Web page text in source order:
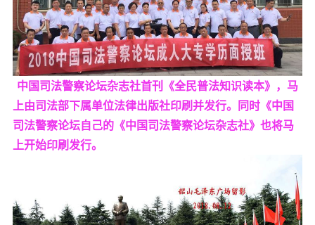
中国司法警察论坛杂志社首刊《全民普法知识读本》，马
上由司法部下属单位法律出版社印刷并发行。同时《中国
司法警察论坛自己的《中国司法警察论坛杂志社》也将马
上开始印刷发行。